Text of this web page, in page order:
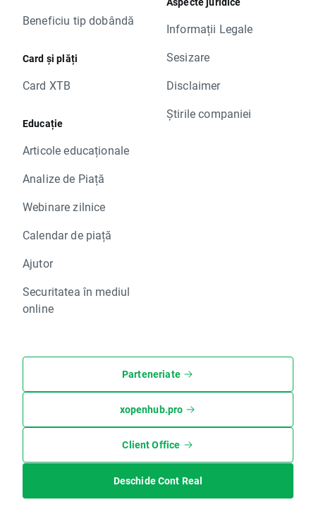
Beneficiu tip dobândă
Card și plăți
Card XTB
Educație
Articole educaționale
Analize de Piață
Webinare zilnice
Calendar de piață
Ajutor
Securitatea în mediul
online
Informații Legale
Sesizare
Disclaimer
Știrile companiei
Parteneriate
xopenhub.pro
Client Office
Deschide Cont Real